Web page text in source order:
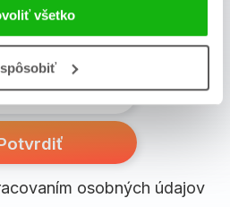
všetko
aká beží súťaž o ceny?
e-mailových noviniek!
adresa
osobných údajov